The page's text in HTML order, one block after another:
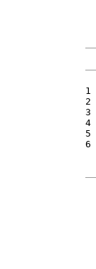
1
2
3
4
5
6